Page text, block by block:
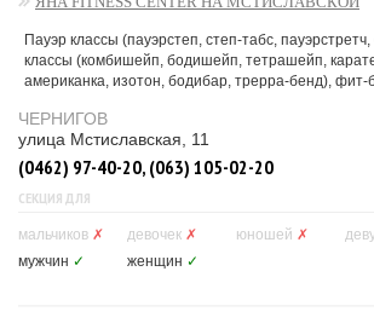
Пауэр классы (пауэрстеп, степ-табс,
классы (комбишейп, бодишейп, тетрашейп,
американка, изотон, бодибар, трерра-бенд), фит-
ЧЕРНИГОВ
улица Мстиславская, 11
(0462) 97-40-20, (063) 105-02-20
СЕКЦИЯ ДЛЯ
мальчиков ✗ девочек ✗ юношей ✗
мужчин ✓ женщин ✓